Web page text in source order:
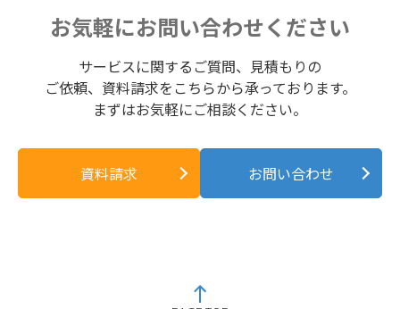
お気軽にお問い合わせください
サービスに関するご質問、見積もりの
ご依頼、資料請求をこちらから承っております。
まずはお気軽にご相談ください。
資料請求 お問い合わせ